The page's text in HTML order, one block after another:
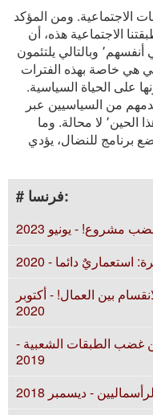
الاجتماعية. ومن المؤكد
الاجتماعية هذه، أن
يجد الملايين من العمال٬ الثقة مجددا في أنفسهم٬ وبالتالي يلتئمون
هي خاصة بهذه الفترات
على الحياة السياسية.
مع طمعهم الامحدود٬ وخدمهم من السياسيين عبر
استفزازاتهم٬ سوف يؤدون إلى مجيء هذا الحين٬ لا محالة. وما
برنامج للنضال، يؤدي
# فرنسا:
مشروع! - يونيو 2023
دائما - 2020
بين العمال! - أكتوبر
2020
غضب الطبقات الشعبية -
2019
- ديسمبر 2018